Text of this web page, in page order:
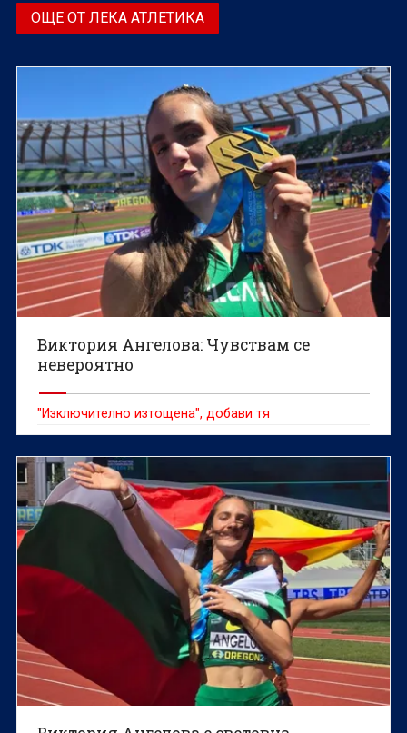
ОЩЕ ОТ ЛЕКА АТЛЕТИКА
Виктория Ангелова: Чувствам се
невероятно
"Изключително изтощена", добави тя